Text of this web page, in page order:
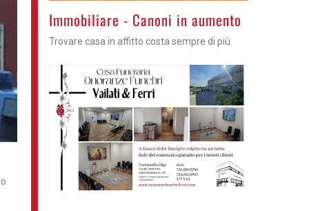
>Immobiliare - Canoni in aumento
Trovare casa in affitto costa sempre di più